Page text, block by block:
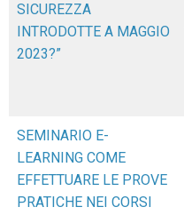
SICUREZZA
INTRODOTTE A MAGGIO
2023?”
SEMINARIO E-
LEARNING COME
EFFETTUARE LE PROVE
PRATICHE NEI CORSI